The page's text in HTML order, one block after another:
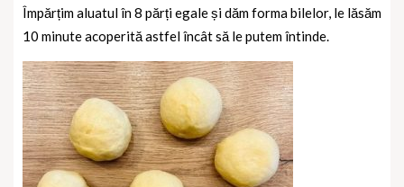
Împărțim aluatul în 8 părți egale și dăm forma bilelor, le lăsăm
10 minute acoperită astfel încât să le putem întinde.